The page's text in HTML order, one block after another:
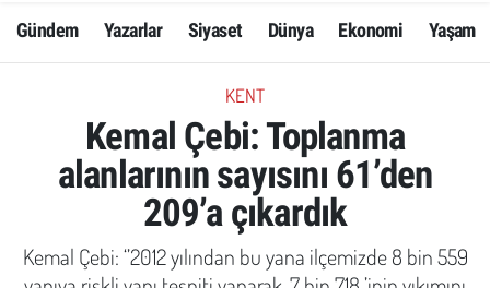
Gündem Yazarlar Siyaset Dünya Ekonomi Yaşam
KENT
Kemal Çebi: Toplanma
alanlarının sayısını 61’den
209’a çıkardık
Kemal Çebi: ‘’2012 yılından bu yana ilçemizde 8 bin 559
Dünya
Ekonomi
Yerel Haberler
Trafik Durumu
Süper Lig Puan Durumu ve Fikstür
Tüm Manşetler
Son Dakika Haberleri
Haber Arşivi